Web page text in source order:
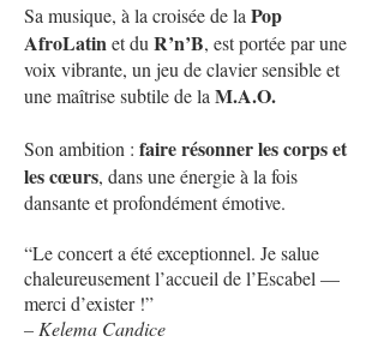
Sa musique, à la croisée de la Pop
AfroLatinet du R’n’B, est portée par une
voix vibrante, un jeu de clavier sensible et
une maîtrise subtile de la M.A.O.
Son ambition : faire résonner les corps et
les cœurs, dans une énergie à la fois
dansante et profondément émotive.
“Le concert a été exceptionnel. Je salue
chaleureusement l’accueil de l’Escabel —
merci d’exister !”
– Kelema Candice